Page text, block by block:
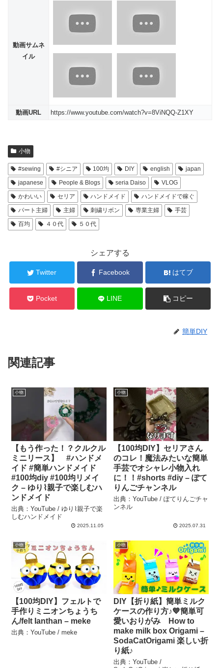
動画サムネ
イル
動画URL https://www.youtube.com/watch?v=8ViNQQ-Z1XY
小物
#sewing #シニア 100均 DIY english
japan
japanese
People & Blogs seria Daiso
VLOG
かわいい
セリア ハンドメイド
ハンドメイドで稼ぐ
パート主婦
主婦 刺繍リボン 専業主婦
手芸
百均
４０代 ５０代
シェアする
Twitter Facebook はてブ
Pocket LINE コピー
簡単DIY
関連記事
小物
【もう作った！？クルクル
ミニリース】 #ハンドメ
イド #簡単ハンドメイド
#100均diy #100均リメイ
ク – ゆり⌇親子で楽しむハ
ンドメイド
出典：YouTube / ゆり⌇親子で楽
しむハンドメイド
2025.11.05
小物
【100均DIY】セリアさん
のコレ！魔法みたいな簡単
手芸でオシャレ小物入れ
に！！#shorts #diy – ぽて
りんごチャンネル
出典：YouTube / ぽてりんごチャ
ンネル
2025.07.31
小物
【100均DIY】フェルトで
手作りミニオンちょうち
ん/felt Ianthan – meke
出典：YouTube / meke
小物
DIY【折り紙】簡単ミルク
ケースの作り方♪💙簡単可
愛いおりがみ How to
make milk box Origami –
SodaCatOrigami 楽しい折
り紙♪
出典：YouTube /